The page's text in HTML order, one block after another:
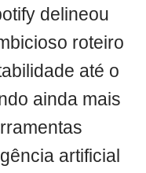
delineou
roteiro
até o
ainda mais
artificial